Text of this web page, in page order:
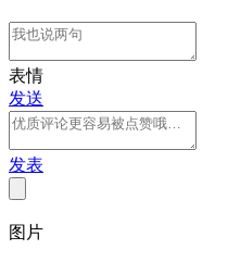
表情
发送
发表
图片